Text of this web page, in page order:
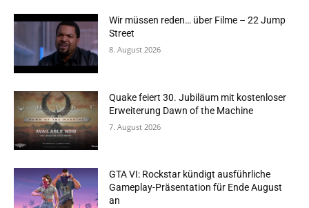
Wir müssen reden… über Filme – 22 Jump
Street
8. August 2026
Quake feiert 30. Jubiläum mit kostenloser
Erweiterung Dawn of the Machine
7. August 2026
GTA VI: Rockstar kündigt ausführliche
Gameplay-Präsentation für Ende August
an